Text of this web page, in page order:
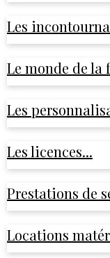
Les
Le monde de la
Les
Les licences...
Prestations de
Locations